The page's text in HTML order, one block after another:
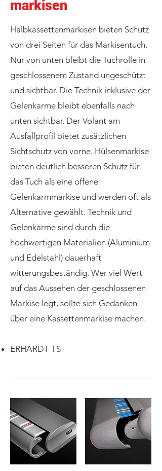
markisen
Halbkassettenmarkisen bieten Schutz
von drei Seiten für das Markisentuch.
Nur von unten bleibt die Tuchrolle in
geschlossenem Zustand ungeschützt
und sichtbar. Die Technik inklusive der
Gelenkarme bleibt ebenfalls nach
unten sichtbar. Der Volant am
Ausfallprofil bietet zusätzlichen
Sichtschutz von vorne. Hülsenmarkise
bieten deutlich besseren Schutz für
das Tuch als eine offene
Gelenkarmmarkise und werden oft als
Alternative gewählt. Technik und
Gelenkarme sind durch die
hochwertigen Materialien (Aluminium
und Edelstahl) dauerhaft
witterungsbeständig. Wer viel Wert
auf das Aussehen der geschlossenen
Markise legt, sollte sich Gedanken
über eine Kassettenmarkise machen.
ERHARDT TS